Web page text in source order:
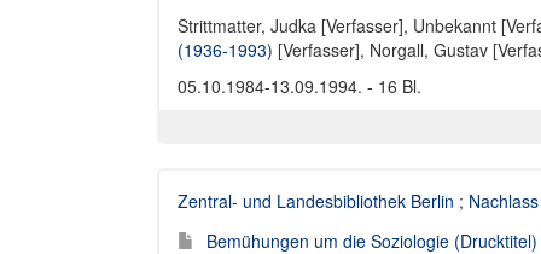
Strittmatter, Judka [Verfasser], Unbekannt
(1936-1993) [Verfasser], Norgall, Gustav
05.10.1984-13.09.1994. - 16 Bl.
Zentral- und Landesbibliothek Berlin ;
Bemühungen um die Soziologie (Drucktitel)